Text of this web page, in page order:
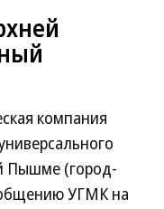
компания
Пышме (город-
УГМК на